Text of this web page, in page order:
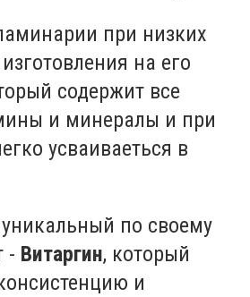
при низких
на его
содержит все
и минералы и при
усваиваеться в
по своему
- Витаргин, который
и